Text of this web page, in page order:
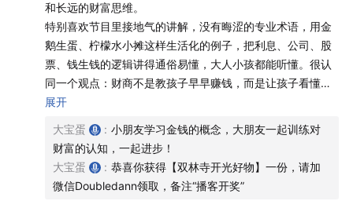
- 用“钱会长出手脚去上班”讲懂利息，用“金鹅与金蛋”理解
本金与收益
- 银行赚钱逻辑：利差——把钱借给需要的人，产生收益
分给储户
13:10| 富爸爸思维：不说“买不起”，只想“怎么买得
- 用演唱会门票缺口，引导孩子思考“让钱去更好的地方上
和长远的财富思维。
特别喜欢节目里接地气的讲解，没有晦涩的专业术语，用金
鹅生蛋、柠檬水小摊这样生活化的例子，把利息、公司、股
票、钱生钱的逻辑讲得通俗易懂，大人小孩都能听懂。很认
同一个观点：财商不是教孩子早早赚钱，而是让孩子看懂社
会运转的规则，拥有掌控金钱、掌控生活的选择权。
节目里提到的三账户管理、消费分类、让孩子自主支配零花
钱、低成本试错的教育方式，才是真正有意义的家庭教育。
家长学会引导，孩子学会理性，既不拜金也不匮乏，树立健
康的金钱观。
展开
大宝蛋 : 小朋友学习金钱的概念，大朋友一起训练对
财富的认知，一起进步！
大宝蛋
: 恭喜你获得【双林寺开光好物】一份，请加
微信Doubledann领取，备注“播客开奖”